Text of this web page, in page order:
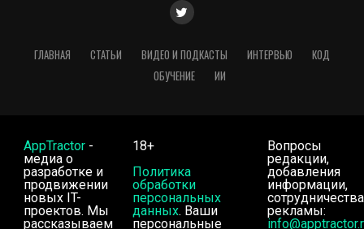
ГЛАВНАЯ СТАТЬИ ВИДЕО И ПОДКАСТЫ ИНТЕРВЬЮ
КОД
ОБУЧЕНИЕ
ИИ
AppTractor-
медиа о
разработке и
продвижении
новых IT-
проектов. Мы
рассказываем
18+
Политика
обработки
персональных
данных. Ваши
персональные
Вопросы
редакции,
добавления
информации,
рекламы: